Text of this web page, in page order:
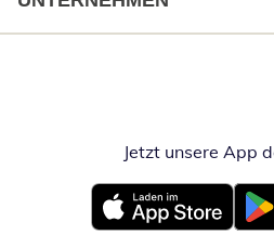
Jetzt unsere App
Öffnet in neuem